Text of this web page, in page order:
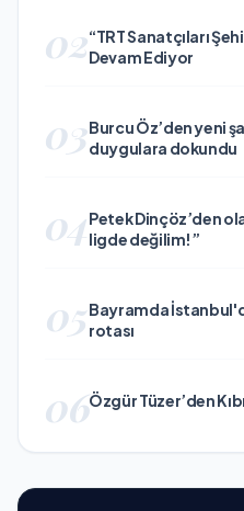
02“TRT Sanatçıları
Devam Ediyor
03Burcu Öz’den yeni
duygulara dokundu
04Petek Dinçöz’den
ligde değilim!”
05Bayramda
rotası
06Özgür Tüzer’den